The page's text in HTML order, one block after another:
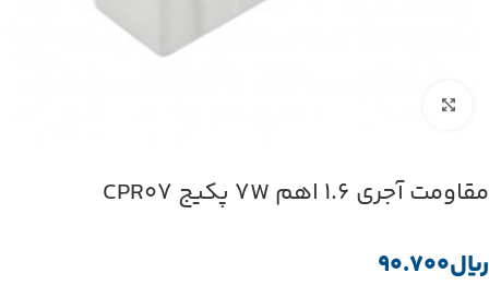
مقاومت آجری 1.6 اهم 7W پکیج CPR07
﷼